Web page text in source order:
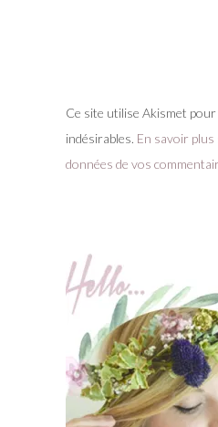
Ce site utilise Akismet
indésirables. En savoir
données de vos